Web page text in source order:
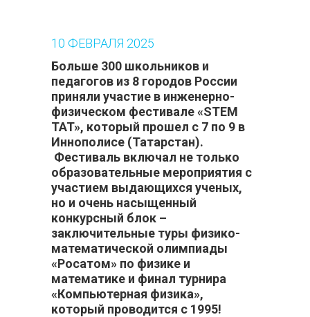
10 ФЕВРАЛЯ 2025
Больше 300 школьников и
педагогов из 8 городов России
приняли участие в инженерно-
физическом фестивале «STEM
TAT», который прошел с 7 по 9 в
Иннополисе (Татарстан).
Фестиваль включал не только
образовательные мероприятия с
участием выдающихся ученых,
но и очень насыщенный
конкурсный блок –
заключительные туры физико-
математической олимпиады
«Росатом» по физике и
математике и финал турнира
«Компьютерная физика»,
который проводится с 1995!